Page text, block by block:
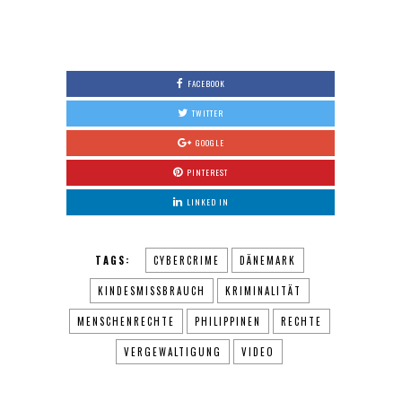
FACEBOOK
TWITTER
GOOGLE
PINTEREST
LINKED IN
TAGS: CYBERCRIME DÄNEMARK
KINDESMISSBRAUCH KRIMINALITÄT
MENSCHENRECHTE PHILIPPINEN RECHTE
VERGEWALTIGUNG VIDEO